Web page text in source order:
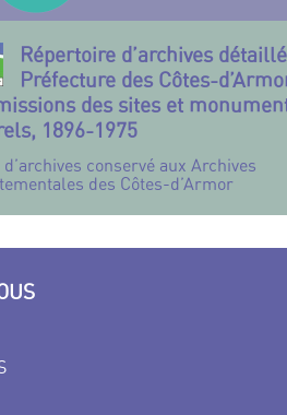
Répertoire d’archives
Préfecture des Côtes-
des sites et
1896-1975
d’archives conservé aux Archives
des Côtes-d’Armor